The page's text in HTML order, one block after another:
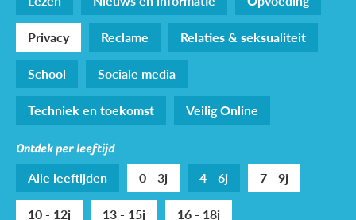
Privacy
Reclame
Relaties & seksualiteit
School
Sociale media
Techniek en toekomst
Veilig Online
Ontdek per leeftijd
Alle leeftijden 0 - 3j 4 - 6j
7 - 9j
10 - 12j
13 - 15j 16 - 18j